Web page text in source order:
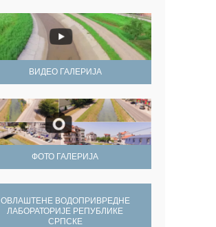
ВИДЕО ГАЛЕРИЈА
ФОТО ГАЛЕРИЈА
ОВЛАШТЕНЕ ВОДОПРИВРЕДНЕ
ЛАБОРАТОРИЈЕ РЕПУБЛИКЕ
СРПСКЕ